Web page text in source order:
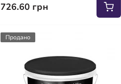
726.60 грн
Продано